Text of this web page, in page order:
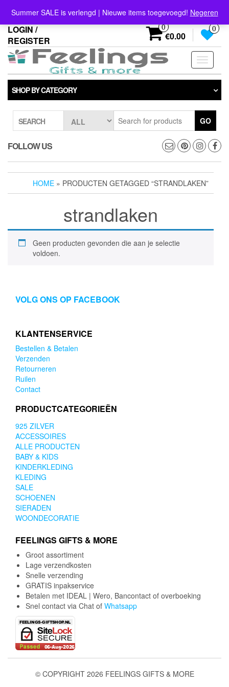
the
content
Summer SALE is verlengd | Nieuwe items toegevoegd! Negeren
info@feelings-giftshop.nl
LOGIN /
REGISTER
0
€0.00
0
Toggle
SHOP BY CATEGORY
SEARCH GO
FOLLOW US
HOME » PRODUCTEN GETAGGED “STRANDLAKEN”
strandlaken
Geen producten gevonden die aan je selectie
voldoen.
VOLG ONS OP FACEBOOK
KLANTENSERVICE
Bestellen & Betalen
Verzenden
Retourneren
Ruilen
Contact
PRODUCTCATEGORIEËN
925 ZILVER
ACCESSOIRES
ALLE PRODUCTEN
BABY & KIDS
KINDERKLEDING
KLEDING
SALE
SCHOENEN
SIERADEN
WOONDECORATIE
FEELINGS GIFTS & MORE
Groot assortiment
Lage verzendkosten
Snelle verzending
GRATIS inpakservice
Betalen met IDEAL | Wero, Bancontact of overboeking
Snel contact via Chat of Whatsapp
© COPYRIGHT 2026 FEELINGS GIFTS & MORE